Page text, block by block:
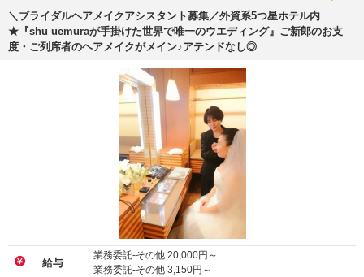
＼ブライダルヘアメイクアシスタント募集／外資系5つ星ホテル内
★『shu uemuraが手掛けた世界で唯一のウエディング』ご新郎のお支
度・ご列席者のヘアメイクがメイン♪アテンドなし◎
給与
業務委託-その他 20,000円～
業務委託-その他 3,150円～